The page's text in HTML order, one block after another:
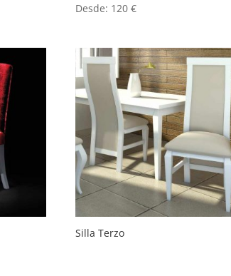
Desde: 120€
Silla Terzo